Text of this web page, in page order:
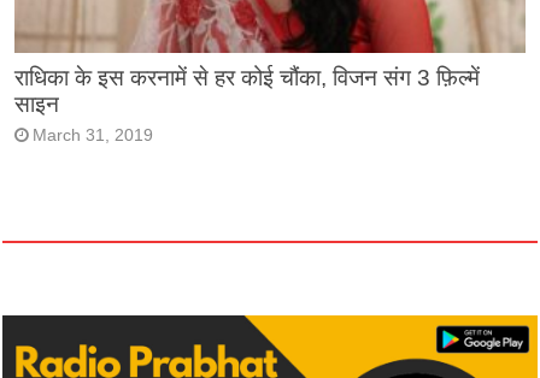
राधिका के इस करनामें से हर कोई चौंका, विजन संग 3 फ़िल्में
साइन
March 31, 2019